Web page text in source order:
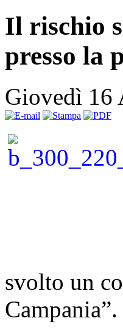
Il rischio
presso la
Giovedì 16
svolto un
Campania”.